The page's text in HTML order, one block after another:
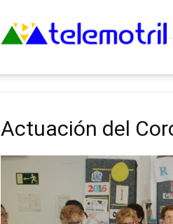
Actuación del